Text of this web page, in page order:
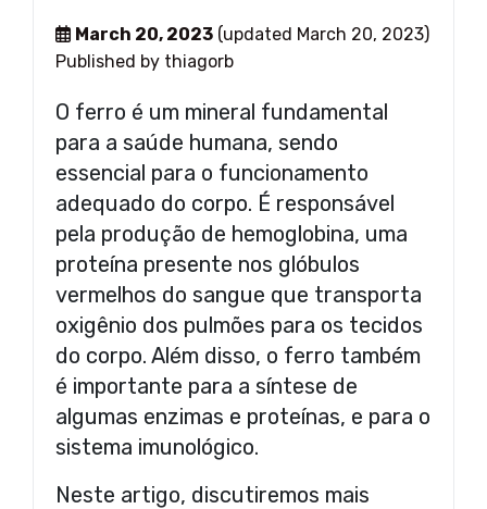
March 20, 2023 (updated March 20, 2023)
Published by thiagorb
O ferro é um mineral fundamental
para a saúde humana, sendo
essencial para o funcionamento
adequado do corpo. É responsável
pela produção de hemoglobina, uma
proteína presente nos glóbulos
vermelhos do sangue que transporta
oxigênio dos pulmões para os tecidos
do corpo. Além disso, o ferro também
é importante para a síntese de
algumas enzimas e proteínas, e para o
sistema imunológico.
Neste artigo, discutiremos mais